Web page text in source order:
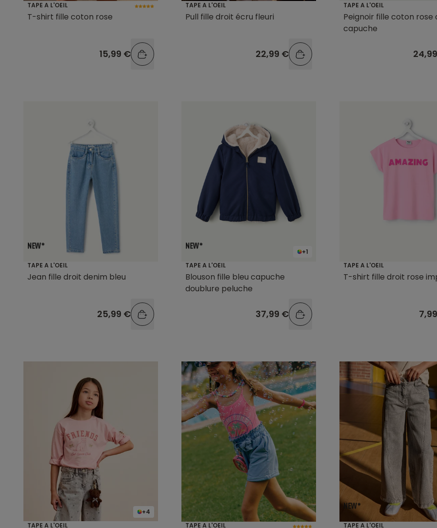
TAPE A L'OEIL
T-shirt fille coton rose
15,99 €
TAPE A L'OEIL
Pull fille droit écru fleuri
22,99 €
TAPE A L'OEIL
Peignoir fille coton rose
capuche
TAPE A L'OEIL
Jean fille droit denim bleu
25,99 €
+1
TAPE A L'OEIL
Blouson fille bleu capuche
doublure peluche
37,99 €
TAPE A L'OEIL
T-shirt fille droit rose
+4
TAPE A L'OEIL
TAPE A L'OEIL TAPE A L'OEIL